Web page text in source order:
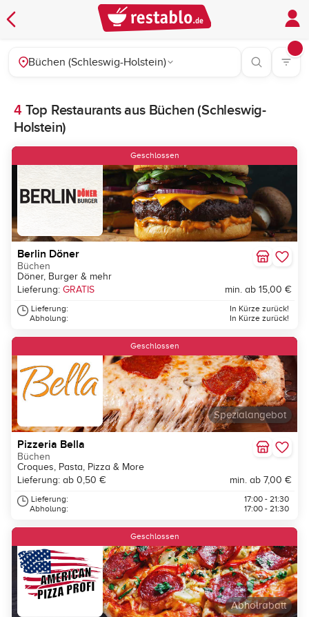
Büchen (Schleswig-Holstein)
4 Top Restaurants aus Büchen (Schleswig-
Holstein)
Geschlossen
Berlin Döner
Büchen
Döner, Burger & mehr
Lieferung: GRATIS min. ab 15,00 €
Lieferung:
Abholung:
In Kürze zurück!
In Kürze zurück!
Spezialangebot
Geschlossen
Pizzeria Bella
Büchen
Croques, Pasta, Pizza & More
Lieferung: ab 0,50 €
min. ab 7,00 €
Lieferung:
Abholung:
17:00 - 21:30
17:00 - 21:30
Abholrabatt
Geschlossen